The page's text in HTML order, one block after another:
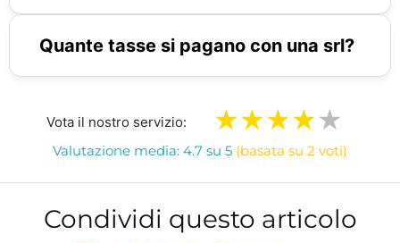
Quante tasse si pagano con una srl?
Vota il nostro servizio:
Valutazione media: 4.7 su 5 (basata su 2 voti)
Condividi questo articolo